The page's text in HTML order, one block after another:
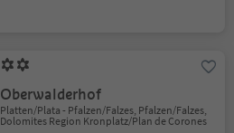
Oberwalderhof
Platten/Plata - Pfalzen/Falzes, Pfalzen/Falzes,
Dolomites Region Kronplatz/Plan de Corones